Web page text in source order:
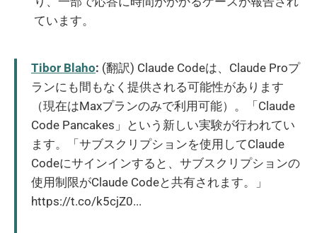
ています。
Tibor Blaho: (翻訳) Claude Codeは、Claude Proプ
ランにも間もなく提供される可能性があります
（現在はMaxプランのみで利用可能）。「Claude
Code Pancakes」という新しい実験が行われてい
ます。「サブスクリプションを使用してClaude
Codeにサインインすると、サブスクリプションの
使用制限がClaude Codeと共有されます。」
https://t.co/k5cjZ0...